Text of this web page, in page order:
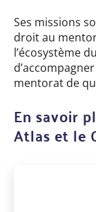
Ses missions
droit au
l’écosystème
mentorat de
En savoir
Atlas et le